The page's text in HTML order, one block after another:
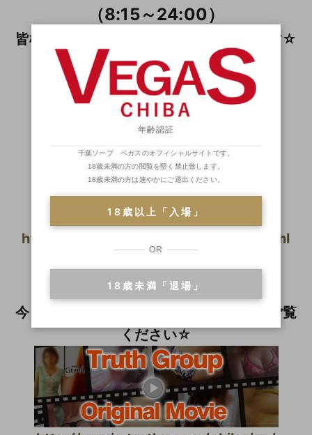
（8:15～24:00）
皆様のご指名ご来店、お待ちしております☆
◆ ソープランドFAN ◆
（姫たちのブログ）
サービスショットも多数アリ！？
http://www.soapfun.net/vs/index.html
◆ MOVIE ◆
（コンパニオン動画紹介）
今まででは見られなかった動く彼女達をご覧
ください☆
年齢認証
千葉ソープ ベガスのオフィシャルサイトです。
18歳未満の方の閲覧を堅く禁止致します。
18歳未満の方は速やかにご退出ください。
18歳以上「入場」
OR
18歳未満「退場」